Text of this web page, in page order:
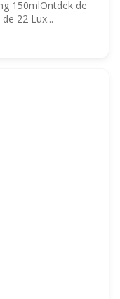
150mlOntdek de
22 Lux...